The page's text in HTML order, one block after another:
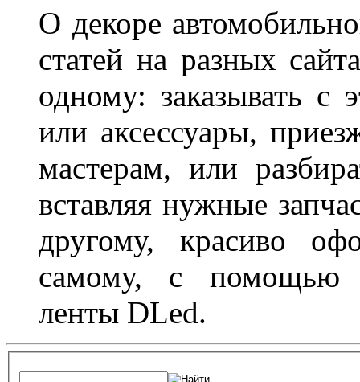
О декоре
статей на разных
одному: заказывать с
или аксессуары,
мастерам, или
вставляя нужные
другому, красиво
самому, с помощью
ленты DLed.